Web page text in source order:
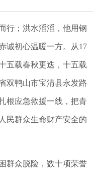
行；洪水滔滔，他用钢
诚初心温暖一方。从17
五载春秋更迭，十五载
双鸭山市宝清县永发路
根应急救援一线，把青
民群众生命财产安全的
群众脱险，数十项荣誉